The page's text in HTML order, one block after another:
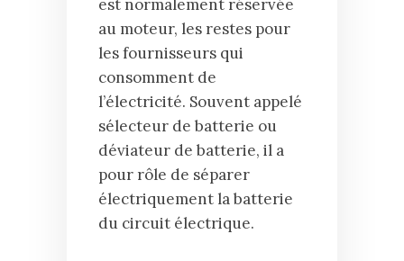
est normalement réservée
au moteur, les restes pour
les fournisseurs qui
consomment de
l’électricité. Souvent appelé
sélecteur de batterie ou
déviateur de batterie, il a
pour rôle de séparer
électriquement la batterie
du circuit électrique.